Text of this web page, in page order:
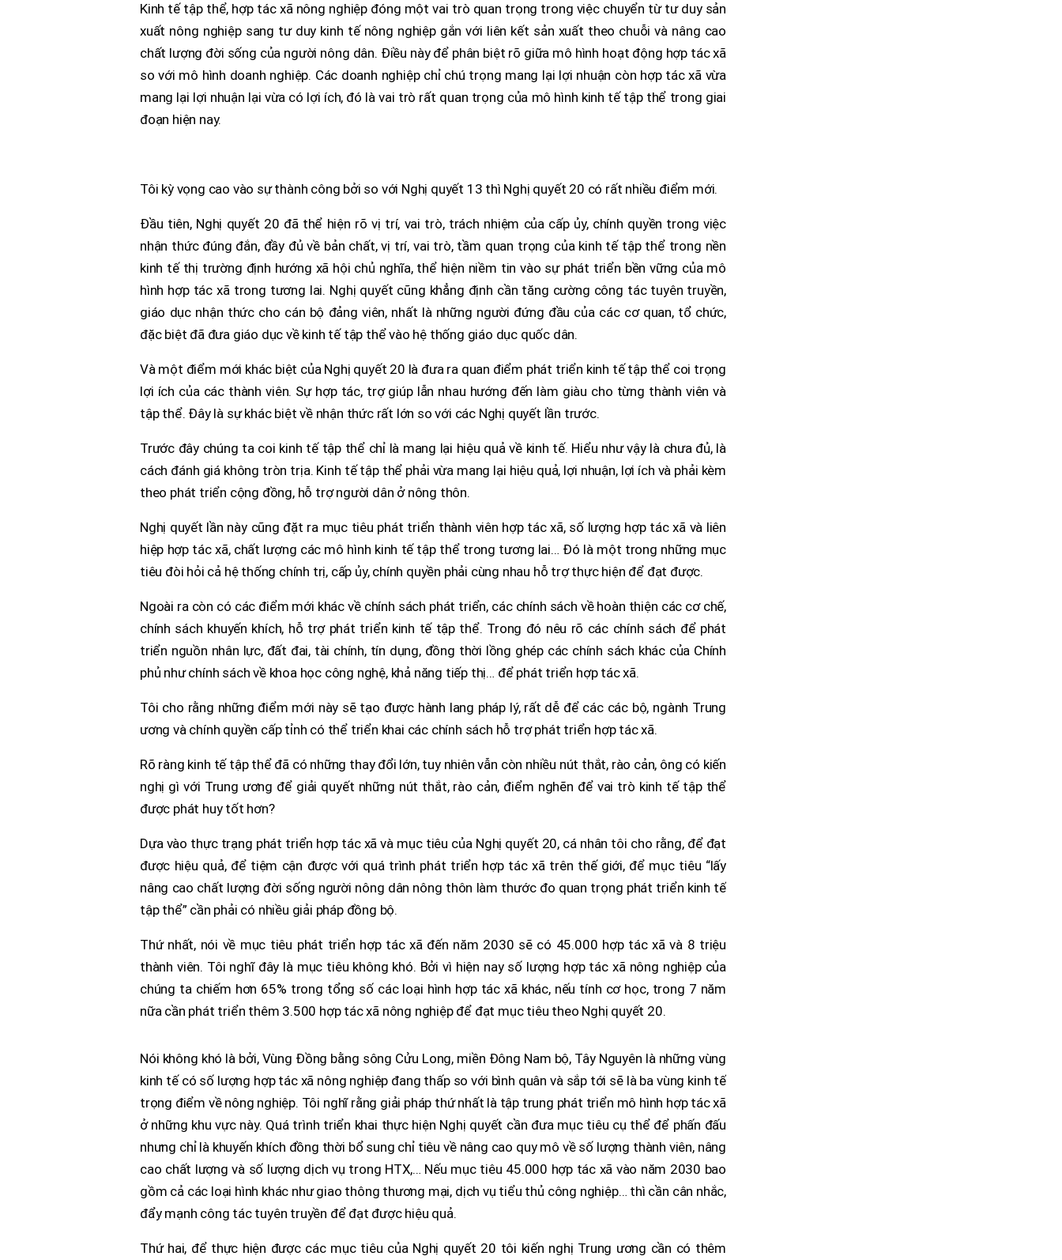
Kinh tế tập thể, hợp tác xã nông nghiệp đóng một vai trò quan trọng trong việc chuyển từ tư duy sản
xuất nông nghiệp sang tư duy kinh tế nông nghiệp gắn với liên kết sản xuất theo chuỗi và nâng cao
chất lượng đời sống của người nông dân. Điều này để phân biệt rõ giữa mô hình hoạt động hợp tác xã
so với mô hình doanh nghiệp. Các doanh nghiệp chỉ chú trọng mang lại lợi nhuận còn hợp tác xã vừa
mang lại lợi nhuận lại vừa có lợi ích, đó là vai trò rất quan trọng của mô hình kinh tế tập thể trong giai
đoạn hiện nay.
Tôi kỳ vọng cao vào sự thành công bởi so với Nghị quyết 13 thì Nghị quyết 20 có rất nhiều điểm mới.
Đầu tiên, Nghị quyết 20 đã thể hiện rõ vị trí, vai trò, trách nhiệm của cấp ủy, chính quyền trong việc
nhận thức đúng đắn, đầy đủ về bản chất, vị trí, vai trò, tầm quan trọng của kinh tế tập thể trong nền
kinh tế thị trường định hướng xã hội chủ nghĩa, thể hiện niềm tin vào sự phát triển bền vững của mô
hình hợp tác xã trong tương lai. Nghị quyết cũng khẳng định cần tăng cường công tác tuyên truyền,
giáo dục nhận thức cho cán bộ đảng viên, nhất là những người đứng đầu của các cơ quan, tổ chức,
đặc biệt đã đưa giáo dục về kinh tế tập thể vào hệ thống giáo dục quốc dân.
Và một điểm mới khác biệt của Nghị quyết 20 là đưa ra quan điểm phát triển kinh tế tập thể coi trọng
lợi ích của các thành viên. Sự hợp tác, trợ giúp lẫn nhau hướng đến làm giàu cho từng thành viên và
tập thể. Đây là sự khác biệt về nhận thức rất lớn so với các Nghị quyết lần trước.
Trước đây chúng ta coi kinh tế tập thể chỉ là mang lại hiệu quả về kinh tế. Hiểu như vậy là chưa đủ, là
cách đánh giá không tròn trịa. Kinh tế tập thể phải vừa mang lại hiệu quả, lợi nhuận, lợi ích và phải kèm
theo phát triển cộng đồng, hỗ trợ người dân ở nông thôn.
Nghị quyết lần này cũng đặt ra mục tiêu phát triển thành viên hợp tác xã, số lượng hợp tác xã và liên
hiệp hợp tác xã, chất lượng các mô hình kinh tế tập thể trong tương lai… Đó là một trong những mục
tiêu đòi hỏi cả hệ thống chính trị, cấp ủy, chính quyền phải cùng nhau hỗ trợ thực hiện để đạt được.
Ngoài ra còn có các điểm mới khác về chính sách phát triển, các chính sách về hoàn thiện các cơ chế,
chính sách khuyến khích, hỗ trợ phát triển kinh tế tập thể. Trong đó nêu rõ các chính sách để phát
triển nguồn nhân lực, đất đai, tài chính, tín dụng, đồng thời lồng ghép các chính sách khác của Chính
phủ như chính sách về khoa học công nghệ, khả năng tiếp thị… để phát triển hợp tác xã.
Tôi cho rằng những điểm mới này sẽ tạo được hành lang pháp lý, rất dễ để các các bộ, ngành Trung
ương và chính quyền cấp tỉnh có thể triển khai các chính sách hỗ trợ phát triển hợp tác xã.
Rõ ràng kinh tế tập thể đã có những thay đổi lớn, tuy nhiên vẫn còn nhiều nút thắt, rào cản, ông có kiến
nghị gì với Trung ương để giải quyết những nút thắt, rào cản, điểm nghẽn để vai trò kinh tế tập thể
được phát huy tốt hơn?
Dựa vào thực trạng phát triển hợp tác xã và mục tiêu của Nghị quyết 20, cá nhân tôi cho rằng, để đạt
được hiệu quả, để tiệm cận được với quá trình phát triển hợp tác xã trên thế giới, để mục tiêu “lấy
nâng cao chất lượng đời sống người nông dân nông thôn làm thước đo quan trọng phát triển kinh tế
tập thể” cần phải có nhiều giải pháp đồng bộ.
Thứ nhất, nói về mục tiêu phát triển hợp tác xã đến năm 2030 sẽ có 45.000 hợp tác xã và 8 triệu
thành viên. Tôi nghĩ đây là mục tiêu không khó. Bởi vì hiện nay số lượng hợp tác xã nông nghiệp của
chúng ta chiếm hơn 65% trong tổng số các loại hình hợp tác xã khác, nếu tính cơ học, trong 7 năm
nữa cần phát triển thêm 3.500 hợp tác xã nông nghiệp để đạt mục tiêu theo Nghị quyết 20.
Nói không khó là bởi, Vùng Đồng bằng sông Cửu Long, miền Đông Nam bộ, Tây Nguyên là những vùng
kinh tế có số lượng hợp tác xã nông nghiệp đang thấp so với bình quân và sắp tới sẽ là ba vùng kinh tế
trọng điểm về nông nghiệp. Tôi nghĩ rằng giải pháp thứ nhất là tập trung phát triển mô hình hợp tác xã
ở những khu vực này. Quá trình triển khai thực hiện Nghị quyết cần đưa mục tiêu cụ thể để phấn đấu
nhưng chỉ là khuyến khích đồng thời bổ sung chỉ tiêu về nâng cao quy mô về số lượng thành viên, nâng
cao chất lượng và số lượng dịch vụ trong HTX,… Nếu mục tiêu 45.000 hợp tác xã vào năm 2030 bao
gồm cả các loại hình khác như giao thông thương mại, dịch vụ tiểu thủ công nghiệp… thì cần cân nhắc,
đẩy mạnh công tác tuyên truyền để đạt được hiệu quả.
Thứ hai, để thực hiện được các mục tiêu của Nghị quyết 20 tôi kiến nghị Trung ương cần có thêm